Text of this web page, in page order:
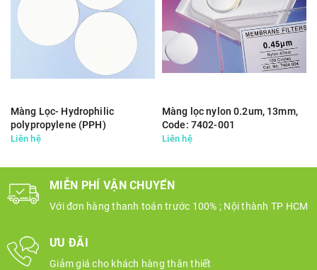
Màng Lọc- Hydrophilic
polypropylene (PPH)
Membrane 0.45μm
Liên hệ
Màng lọc nylon 0.2um, 13mm,
Code: 7402-001
Liên hệ
MIỄN PHÍ VẬN CHUYỂN
Với đơn hàng thanh toán trước 100% ; Nội thành TP HCM
ƯU ĐÃI
Giảm giá cho khách hàng thân thiết